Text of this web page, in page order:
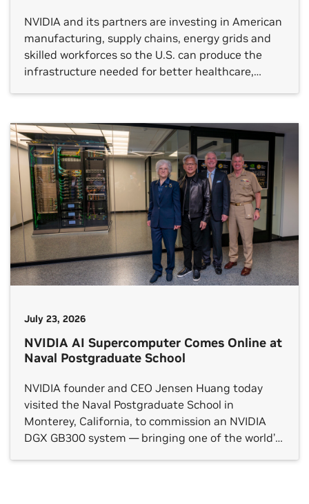
NVIDIA and its partners are investing in American
manufacturing, supply chains, energy grids and
skilled workforces so the U.S. can produce the
infrastructure needed for better healthcare,
leadership.
July 23, 2026
NVIDIA AI Supercomputer Comes Online at
Naval Postgraduate School
NVIDIA founder and CEO Jensen Huang today
visited the Naval Postgraduate School in
Monterey, California, to commission an NVIDIA
DGX GB300 system — bringing one of the world’s